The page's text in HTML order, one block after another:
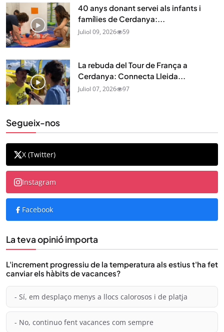
40 anys donant servei als infants i
famílies de Cerdanya:...
Juliol 09, 2026 59
La rebuda del Tour de França a
Cerdanya: Connecta Lleida...
Juliol 07, 2026 97
Segueix-nos
X (Twitter)
Instagram
Facebook
La teva opinió importa
L'increment progressiu de la temperatura als estius t'ha fet
canviar els hàbits de vacances?
- Sí, em desplaço menys a llocs calorosos i de platja
- No, continuo fent vacances com sempre